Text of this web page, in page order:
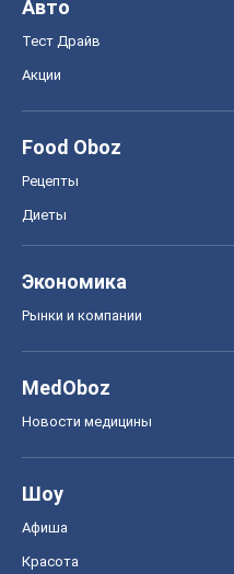
Авто
Тест Драйв
Акции
Food Oboz
Рецепты
Диеты
Экономика
Рынки и компании
MedOboz
Новости медицины
Шоу
Афиша
Красота